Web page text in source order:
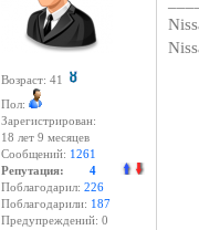
Возраст: 41
Пол:
Зарегистрирован:
18 лет 9 месяцев
Сообщений: 1261
Репутация: 4
Поблагодарил: 226
Поблагодарили: 187
Предупреждений: 0